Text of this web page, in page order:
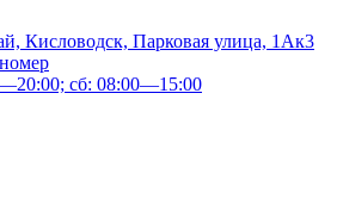
Кисловодск, Парковая улица, 1Ак3
сб: 08:00—15:00